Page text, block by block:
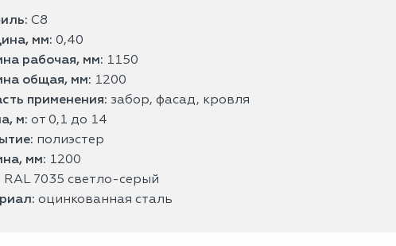
С8
мм: 0,40
рабочая, мм: 1150
общая, мм: 1200
применения: забор, фасад, кровля
м: от 0,1 до 14
полиэстер
мм: 1200
RAL 7035 светло-серый
оцинкованная сталь